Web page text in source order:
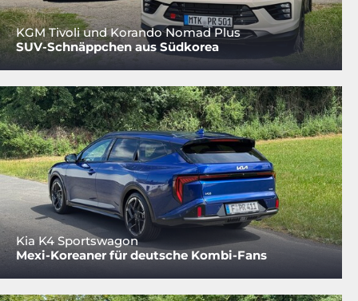
KGM Tivoli und Korando Nomad Plus
SUV-Schnäppchen aus Südkorea
Kia K4 Sportswagon
Mexi-Koreaner für deutsche Kombi-Fans